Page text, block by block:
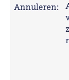
Annuleren: